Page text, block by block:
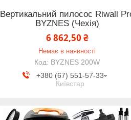
Вертикальний пилосос Riwall
BYZNES (Чехія)
6 862,50 ₴
Немає в наявності
BYZNES 200W
+380 (67) 551-57-33
Київстар